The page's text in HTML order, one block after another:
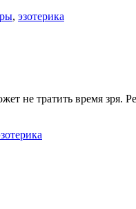
, эзотерика
не тратить время зря.